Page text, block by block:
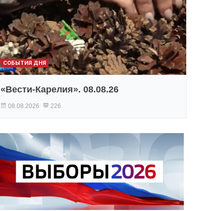
СОБЫТИЯ ДНЯ
«Вести-Карелия». 08.08.26
08.08.2026 226